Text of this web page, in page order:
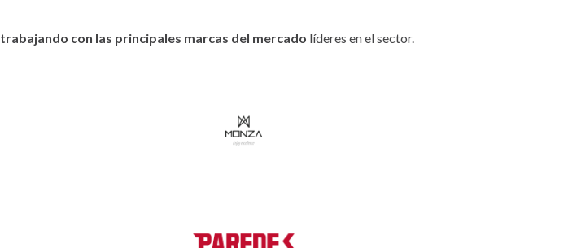
trabajando con las principales marcas del mercado líderes en el sector.